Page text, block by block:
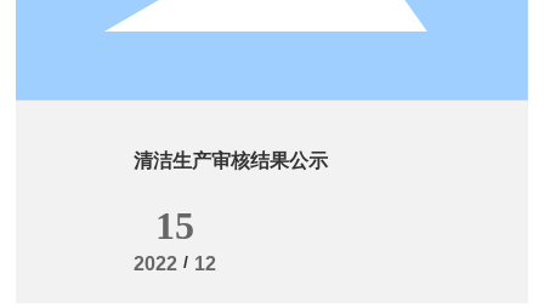
清洁生产审核结果公示
15
2022 / 12